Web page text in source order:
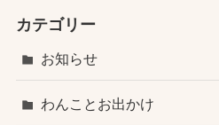
カテゴリー
お知らせ
わんことお出かけ